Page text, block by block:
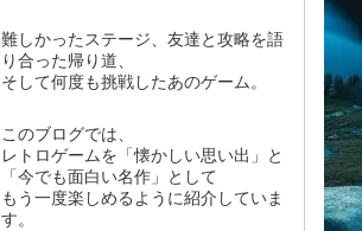
難しかったステージ、友達と攻略を語
り合った帰り道、
そして何度も挑戦したあのゲーム。
このブログでは、
レトロゲームを「懐かしい思い出」と
「今でも面白い名作」として
もう一度楽しめるように紹介していま
す。